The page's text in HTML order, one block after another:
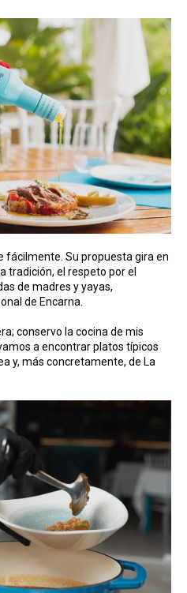
fácilmente. Su propuesta gira en
tradición, el respeto por el
de madres y yayas,
de Encarna.
conservo la cocina de mis
a encontrar platos típicos
y, más concretamente, de La